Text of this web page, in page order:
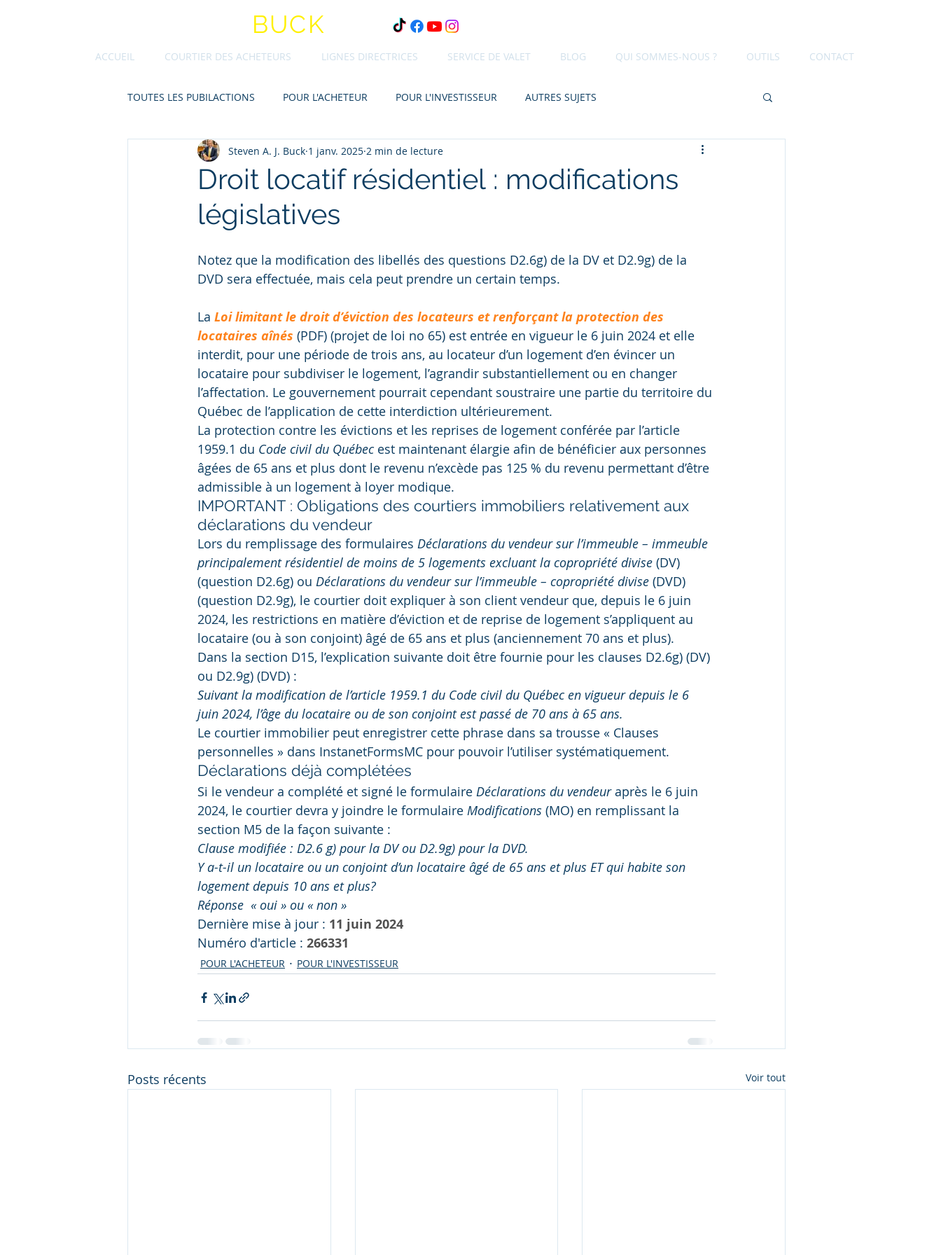
BUCK
ACCUEIL COURTIER DES ACHETEURS LIGNES DIRECTRICES SERVICE DE VALET BLOG QUI SOMMES-NOUS ? OUTILS CONTACT
TOUTES LES PUBILACTIONS POUR L'ACHETEUR POUR L'INVESTISSEUR AUTRES SUJETS
Droit locatif résidentiel : modifications
législatives
Steven A. J. Buck 1 janv. 2025 2 min de lecture
Notez que la modification des libellés des questions D2.6g) de la DV et D2.9g) de la
DVD sera effectuée, mais cela peut prendre un certain temps.
La Loi limitant le droit d’éviction des locateurs et renforçant la protection des
locataires aînés (PDF) (projet de loi no 65) est entrée en vigueur le 6 juin 2024 et elle
interdit, pour une période de trois ans, au locateur d’un logement d’en évincer un
locataire pour subdiviser le logement, l’agrandir substantiellement ou en changer
l’affectation. Le gouvernement pourrait cependant soustraire une partie du territoire du
Québec de l’application de cette interdiction ultérieurement.
La protection contre les évictions et les reprises de logement conférée par l’article
1959.1 du Code civil du Québec est maintenant élargie afin de bénéficier aux personnes
âgées de 65 ans et plus dont le revenu n’excède pas 125 % du revenu permettant d’être
admissible à un logement à loyer modique.
IMPORTANT : Obligations des courtiers immobiliers relativement aux
déclarations du vendeur
Lors du remplissage des formulaires Déclarations du vendeur sur l’immeuble – immeuble
principalement résidentiel de moins de 5 logements excluant la copropriété divise (DV)
(question D2.6g) ou Déclarations du vendeur sur l’immeuble – copropriété divise (DVD)
(question D2.9g), le courtier doit expliquer à son client vendeur que, depuis le 6 juin
2024, les restrictions en matière d’éviction et de reprise de logement s’appliquent au
locataire (ou à son conjoint) âgé de 65 ans et plus (anciennement 70 ans et plus).
Dans la section D15, l’explication suivante doit être fournie pour les clauses D2.6g) (DV)
ou D2.9g) (DVD) :
Suivant la modification de l’article 1959.1 du Code civil du Québec en vigueur depuis le 6
juin 2024, l’âge du locataire ou de son conjoint est passé de 70 ans à 65 ans.
Le courtier immobilier peut enregistrer cette phrase dans sa trousse « Clauses
personnelles » dans InstanetFormsMC pour pouvoir l’utiliser systématiquement.
Déclarations déjà complétées
Si le vendeur a complété et signé le formulaire Déclarations du vendeur après le 6 juin
2024, le courtier devra y joindre le formulaire Modifications (MO) en remplissant la
section M5 de la façon suivante :
Clause modifiée : D2.6 g) pour la DV ou D2.9g) pour la DVD.
Y a-t-il un locataire ou un conjoint d’un locataire âgé de 65 ans et plus ET qui habite son
logement depuis 10 ans et plus?
Réponse  « oui » ou « non »
Dernière mise à jour : 11 juin 2024
Numéro d'article : 266331
POUR L'ACHETEUR POUR L'INVESTISSEUR
Posts récents Voir tout